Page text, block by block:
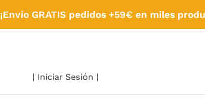
¡Envío GRATIS pedidos +59€ en miles
| Iniciar Sesión |